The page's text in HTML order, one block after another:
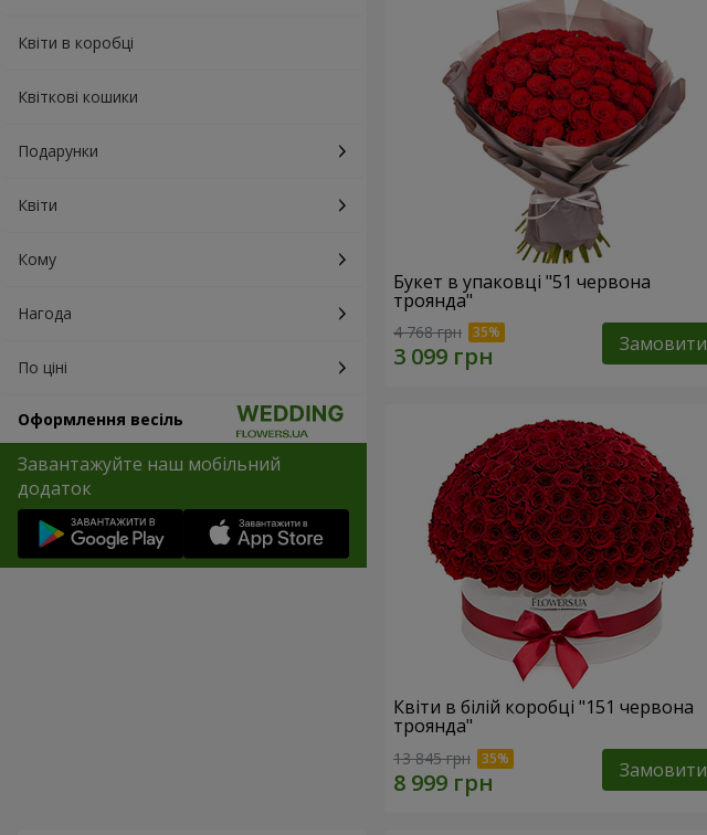
Квіти в коробці
Квіткові кошики
Подарунки
Квіти
Кому
Нагода
По ціні
Оформлення весіль
Завантажуйте наш мобільний
додаток
Букет в упаковці "51 червона
троянда"
4 768 грн Замовити
Квіти в білій коробці "151 червона
троянда"
13 845 грн Замовити